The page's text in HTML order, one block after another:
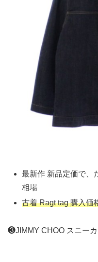
最新作 新品定価で、
相場
古着 Ragt tag 購入価
❸JIMMY CHOO スニー